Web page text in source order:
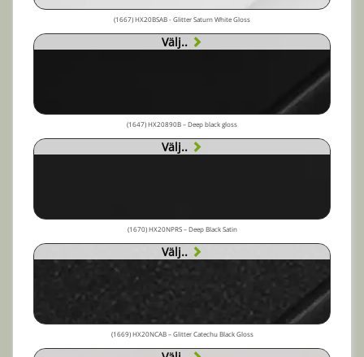
(1667) HX20BSAB - Glitter Saturn White Gloss
Välj..
(1647) HX20890B – Deep black gloss
Välj..
(1670) HX20NPRS – Deep Black Satin
Välj..
(1669) HX20NCAB – Glitter Catechu Black Gloss